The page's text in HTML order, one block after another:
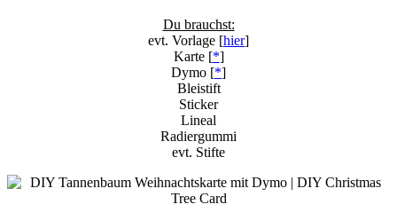
Du brauchst:
evt. Vorlage [hier]
Karte [*]
Dymo [*]
Bleistift
Sticker
Lineal
Radiergummi
evt. Stifte